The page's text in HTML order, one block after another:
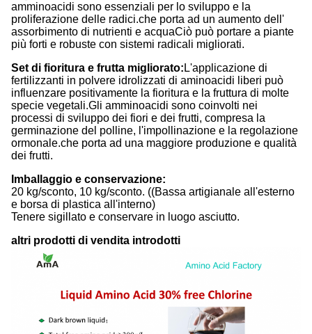
amminoacidi sono essenziali per lo sviluppo e la
proliferazione delle radici.che porta ad un aumento dell'
assorbimento di nutrienti e acquaCiò può portare a piante
più forti e robuste con sistemi radicali migliorati.
Set di fioritura e frutta migliorato: L'applicazione di
fertilizzanti in polvere idrolizzati di aminoacidi liberi può
influenzare positivamente la fioritura e la fruttura di molte
specie vegetali.Gli amminoacidi sono coinvolti nei
processi di sviluppo dei fiori e dei frutti, compresa la
germinazione del polline, l'impollinazione e la regolazione
ormonale.che porta ad una maggiore produzione e qualità
dei frutti.
Imballaggio e conservazione:
20 kg/sconto, 10 kg/sconto. ((Bassa artigianale all'esterno
e borsa di plastica all'interno)
Tenere sigillato e conservare in luogo asciutto.
altri prodotti di vendita introdotti